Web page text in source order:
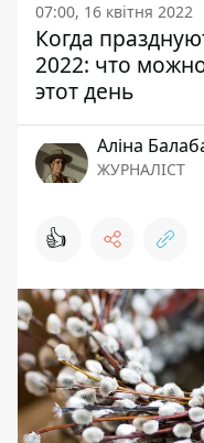
07:00, 16 квітня 2022
Когда
2022: что
этот день
Аліна
ЖУРНАЛІСТ
👍